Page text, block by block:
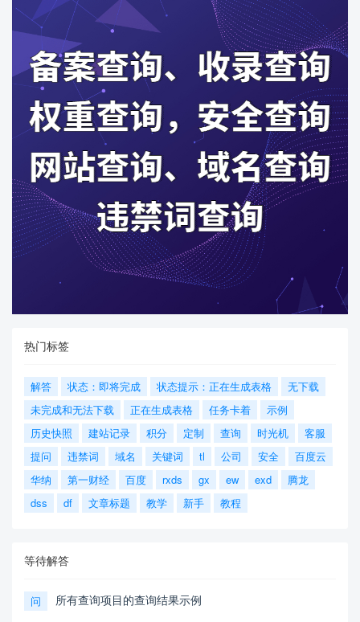
热门标签
解答 状态：即将完成 状态提示：正在生成表格
无下载
未完成和无法下载
正在生成表格 任务卡着
示例
历史快照
建站记录 积分 定制 查询 时光机
客服
提问
违禁词 域名 关键词 tl 公司 安全
百度云
华纳
第一财经 百度 rxds gx ew exd
腾龙
dss
df 文章标题 教学 新手 教程
等待解答
问 所有查询项目的查询结果示例